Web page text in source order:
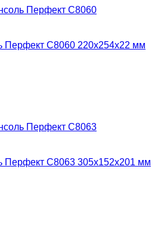
Перфект C8060 220х254х22 мм
Перфект C8063 305х152х201 мм